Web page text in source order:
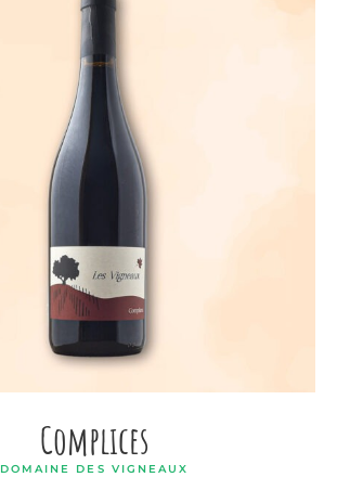
Complices
DOMAINE DES VIGNEAUX